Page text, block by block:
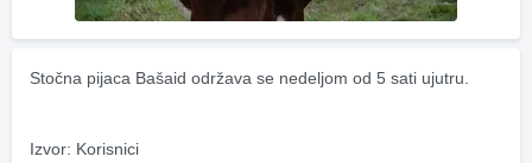
Stočna pijaca Bašaid održava se nedeljom od 5 sati ujutru.
Izvor: Korisnici